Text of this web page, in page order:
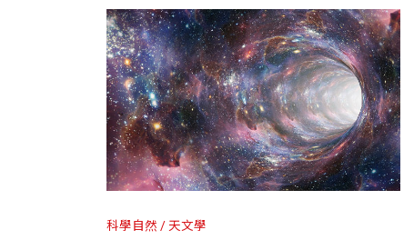
科學自然 天文學